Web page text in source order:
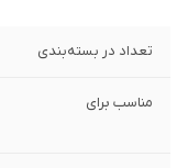
تعداد در بسته‌بندی
مناسب برای